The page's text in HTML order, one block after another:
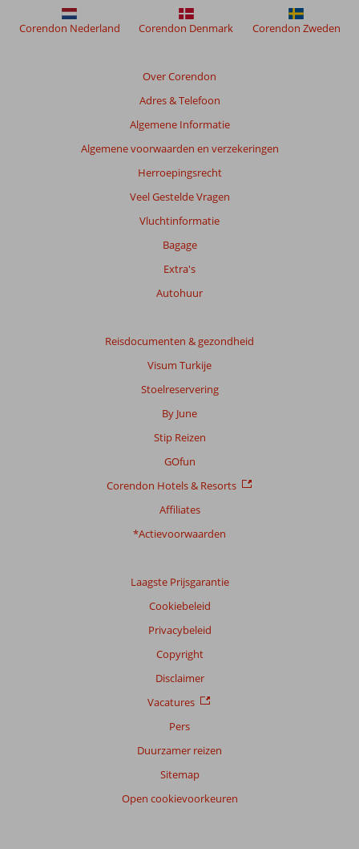
de
beoordelingen.
Over Corendon
Adres & Telefoon
Algemene Informatie
Algemene voorwaarden en verzekeringen
Herroepingsrecht
Veel Gestelde Vragen
Vluchtinformatie
Bagage
Extra's
Autohuur
Reisdocumenten & gezondheid
Visum Turkije
Stoelreservering
By June
Stip Reizen
GOfun
Corendon Hotels & Resorts
Affiliates
*Actievoorwaarden
Laagste Prijsgarantie
Cookiebeleid
Privacybeleid
Copyright
Disclaimer
Vacatures
Pers
Duurzamer reizen
Sitemap
Open cookievoorkeuren
Corendon Nederland Corendon Denmark Corendon Zweden